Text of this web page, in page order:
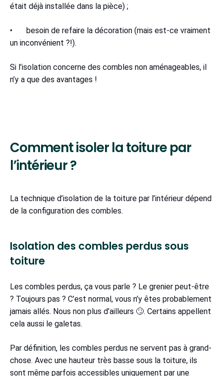
était déjà installée dans la pièce) ;
• besoin de refaire la décoration (mais est-ce vraiment
un inconvénient ?!).
Si l’isolation concerne des combles non aménageables, il
n’y a que des avantages !
Comment isoler la toiture par
l’intérieur ?
La technique d’isolation de la toiture par l’intérieur dépend
de la configuration des combles.
Isolation des combles perdus sous
toiture
Les combles perdus, ça vous parle ? Le grenier peut-être
? Toujours pas ? C’est normal, vous n’y êtes probablement
jamais allés. Nous non plus d’ailleurs 🙄. Certains appellent
cela aussi le galetas.
Par définition, les combles perdus ne servent pas à grand-
chose. Avec une hauteur très basse sous la toiture, ils
sont même parfois accessibles uniquement par une